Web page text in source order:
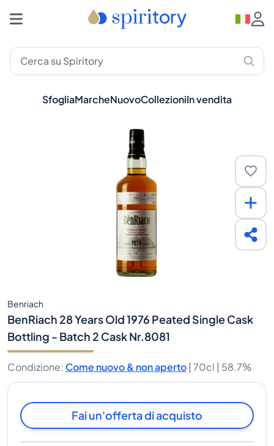
SfogliaMarcheNuovoCollezioniIn vendita
Benriach
BenRiach 28 Years Old 1976 Peated Single Cask
Bottling - Batch 2 Cask Nr.8081
Condizione: Come nuovo & non aperto | 70cl | 58.7%
Fai un'offerta di acquisto